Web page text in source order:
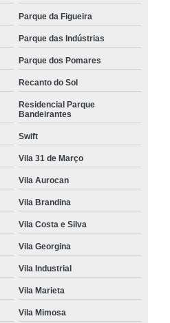
Parque da Figueira
Parque das Indústrias
Parque dos Pomares
Recanto do Sol
Residencial Parque
Bandeirantes
Swift
Vila 31 de Março
Vila Aurocan
Vila Brandina
Vila Costa e Silva
Vila Georgina
Vila Industrial
Vila Marieta
Vila Mimosa